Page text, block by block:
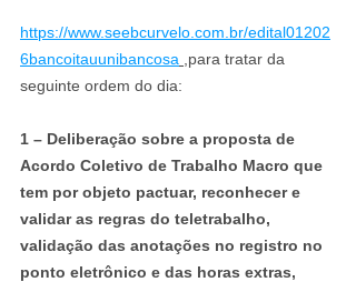
https://www.seebcurvelo.com.br/edital01202
6bancoitauunibancosa
,para tratar da
seguinte ordem do dia:
1 – Deliberação sobre a proposta de
Acordo Coletivo de Trabalho Macro que
tem por objeto pactuar, reconhecer e
validar as regras do teletrabalho,
validação das anotações no registro no
ponto eletrônico e das horas extras,